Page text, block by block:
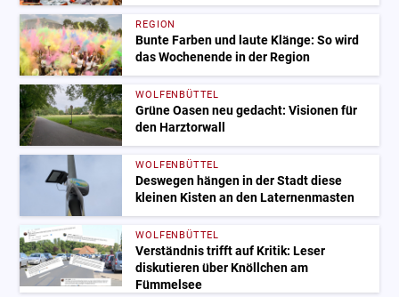
REGION
Bunte Farben und laute Klänge: So wird
das Wochenende in der Region
WOLFENBÜTTEL
Grüne Oasen neu gedacht: Visionen für
den Harztorwall
WOLFENBÜTTEL
Deswegen hängen in der Stadt diese
kleinen Kisten an den Laternenmasten
WOLFENBÜTTEL
Verständnis trifft auf Kritik: Leser
diskutieren über Knöllchen am
Fümmelsee